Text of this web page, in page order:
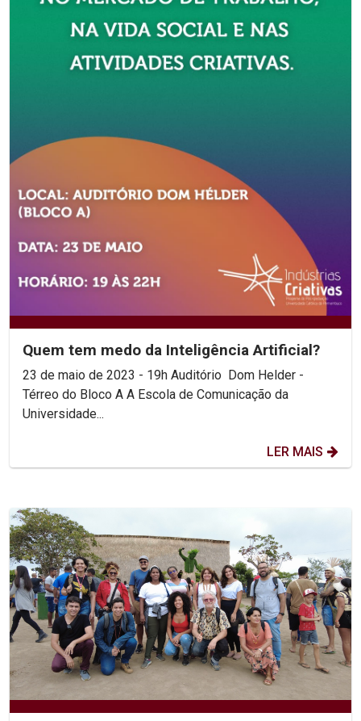
Quem tem medo da Inteligência Artificial?
23 de maio de 2023 - 19h Auditório Dom Helder -
Térreo do Bloco A A Escola de Comunicação da
Universidade...
LER MAIS